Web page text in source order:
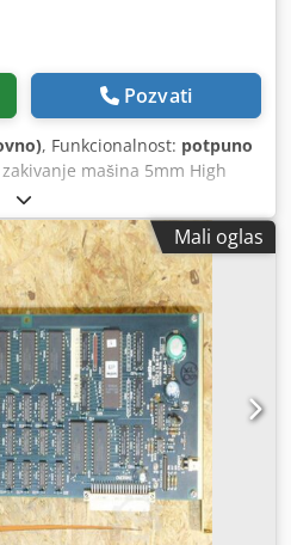
Pozvati
, Funkcionalnost: potpuno
mašina 5mm High
sposobnost (Meki čelik
glava: 20-40 mm -
60-180 mm - Veličina
mm -Opseg podešavanja
- Normalni pritisak: (Varira
2-5 kg / cm2 Potrošnja
Trofazni 200 V 0,2 kV 4-polni
mašine Širina 390 k
Težina mašine 95 kg
Mali oglas